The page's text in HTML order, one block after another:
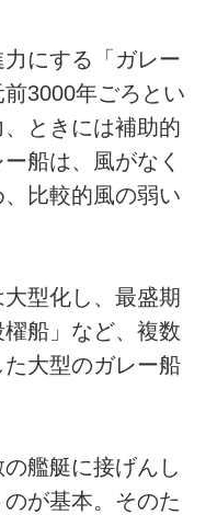
にする「ガレー
3000年ごろとい
ときには補助的
船は、風がなく
比較的風の弱い
型化し、最盛期
船」など、複数
大型のガレー船
艦艇に接げんし
が基本。そのた